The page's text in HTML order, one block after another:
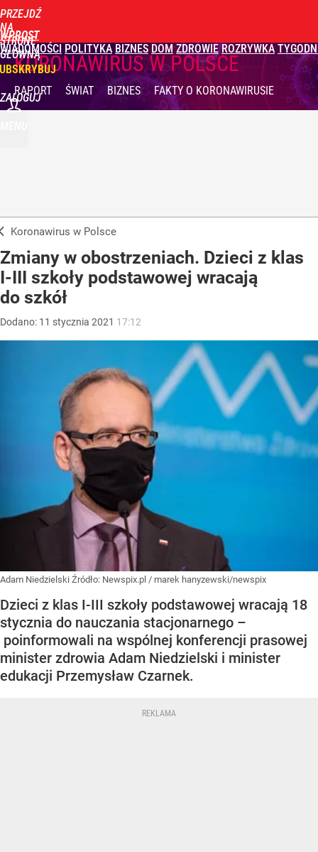
PRZEJDŹ
NA
STRONĘ
GŁÓWNĄ
WPROST
WIADOMOŚCI POLITYKA BIZNES DOM ZDROWIE ROZRYWKA
ZALOGUJ
KORONAWIRUS W POLSCE
RAPORT ŚWIAT BIZNES FAKTYO KORONAWIRUSIE
Koronawirus w Polsce
Zmiany w obostrzeniach. Dzieci z klas
I-III szkoły podstawowej wracają
do szkół
Dodano: 11 stycznia 2021 17:12
Adam Niedzielski Źródło: Newspix.pl / marek hanyzewski/newspix
Dzieci z klas I-III szkoły podstawowej wracają 18
stycznia do nauczania stacjonarnego –
poinformowali na wspólnej konferencji prasowej
minister zdrowia Adam Niedzielski i minister
edukacji Przemysław Czarnek.